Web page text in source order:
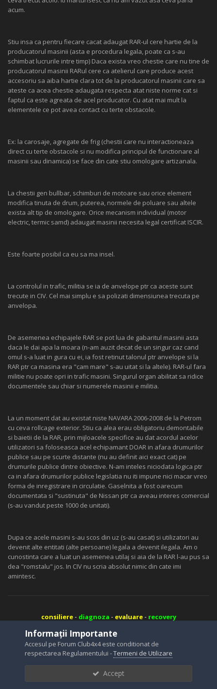
acum.
Stiu insa ca pentru fiecare cacat adaugat RAR-ul cere hartie de la
producatorul masinii (asta e procedura legala, poate ca s-au
schimbat lucrurile intre timp) Daca exista vreo chestie care nu tine de
producatorul masinii RARul cere ca atelierul care produce acest
accesoriu sa aiba hartie clara tot de la producatorul masinii care sa
ateste ca acea chestie adaugata respecta atat niste norme cat si
faptul ca este agreata de acel producator. Cu atat mai mult la
elementele ce pot avea contact cu terte obstacole.
Ex: la carosaje, agregate de frig (chestii care nu interactioneaza
direct cu terte obstacole si nu modifica principul de functionare al
masinii sau dinamica) se face din cate stiu omologare artizanala.
La chestii gen bullbar, schimburi de motoare sau orice element
modifica tinuta de drum, puterea, normele de poluare sau altele
exista alt tip de omologare. Orice mecanism individual (motor
electric, termic samd) adaugat masinii necesita legal certificat ISCIR.
Este foarte posibil ca eu sa ma insel.
La controlul in trafic, militia se ia de anvelope ptr ca aceste sunt
trecute in CIV. Cel mai simplu e sa polizati dimensiunea trecuta pe
anvelopa.
De asemenea echipajele RAR se pot lua de gabaritul masinii asta
daca le dai apa la moara (n-am auzit decat de un singur caz cand
omul s-a luat in gura cu ei, ia fost retinut talonul ptr anvelope si la
RAR ptr ca masina era "cam mare" s-au uitat si la altele). RAR-ul fara
militie nu poate opri in trafic masini. Singurul organ abilitat sa ridice
documentele sau chiar si numerele masinii e militia.
La un moment dat au existat niste NAVARA 2006-2008 de la Petrom
cu ceva rollcage exterior. Stiu ca alea erau obligatoriu demontabile
si baietii de la RAR, prin mijloacele specifice au dat acordul acelor
utilizatori sa foloseasca acel echipamant DOAR in afara drumurilor
publice sau pe scurte distante (nu au definit aici exact cat) pe
drumurile publice dintre obiective. N-am inteles niciodata logica ptr
ca in afara drumurilor publice legislatia nu iti impune nici macar vreo
forma de inregistrare in circulatie. Gaselnita a fost oarecum
documentata si "sustinuta" de Nissan ptr ca aveau interes comercial
(s-au vandut peste 1000 de unitati).
Dupa ce acele masini s-au scos din uz (s-au casat) si utilizatori au
devenit alte entitati (alte persoane) legala a devenit ilegala. Am o
cunostinta care a luat un asemenea utilaj si aia de la RAR l-au pus sa
dea "romstalu" jos. In CIV nu scria absolut nimic din cate imi
amintesc.
consiliere- diagnoza - evaluare- recovery
Ianuarie 24, 2017
Informații Importante
Accesul pe Forum Club4x4 este conditionat de
respectarea Regulamentului -Termeni de Utilizare
Accept